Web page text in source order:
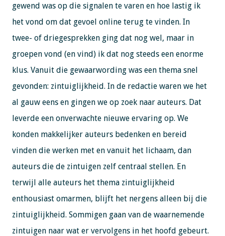
gewend was op die signalen te varen en hoe lastig ik
het vond om dat gevoel online terug te vinden. In
twee- of driegesprekken ging dat nog wel, maar in
groepen vond (en vind) ik dat nog steeds een enorme
klus. Vanuit die gewaarwording was een thema snel
gevonden: zintuiglijkheid. In de redactie waren we het
al gauw eens en gingen we op zoek naar auteurs. Dat
leverde een onverwachte nieuwe ervaring op. We
konden makkelijker auteurs bedenken en bereid
vinden die werken met en vanuit het lichaam, dan
auteurs die de zintuigen zelf centraal stellen. En
terwijl alle auteurs het thema zintuiglijkheid
enthousiast omarmen, blijft het nergens alleen bij die
zintuiglijkheid. Sommigen gaan van de waarnemende
zintuigen naar wat er vervolgens in het hoofd gebeurt.